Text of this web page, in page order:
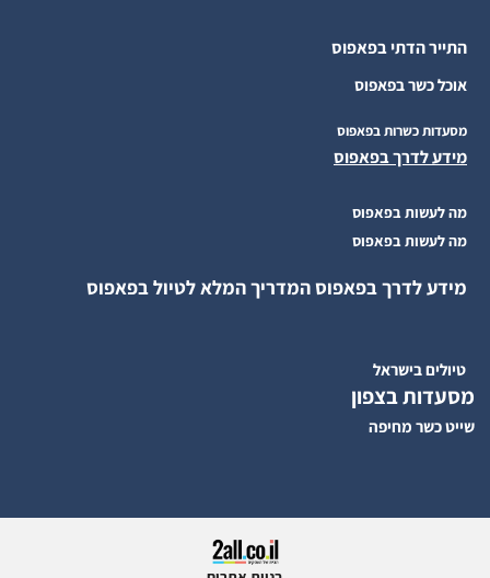
התייר הדתי בפאפוס
אוכל כשר בפאפוס
מסעדות כשרות בפאפוס
מידע לדרך בפאפוס
מה לעשות בפאפוס
מה לעשות בפאפוס
מידע לדרך בפאפוס המדריך המלא לטיול בפאפוס
טיולים בישראל
מסעדות בצפון
שייט כשר מחיפה